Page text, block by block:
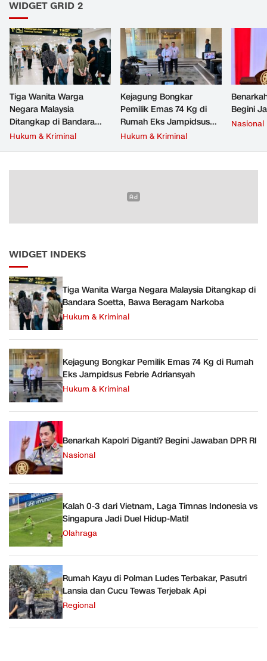
WIDGET GRID 2
Tiga Wanita Warga
Negara Malaysia
Ditangkap di Bandara
Soetta, Bawa Beragam
Hukum & Kriminal
Kejagung Bongkar
Pemilik Emas 74 Kg di
Rumah Eks Jampidsus
Febrie Adriansyah
Hukum & Kriminal
Begini
Nasional
WIDGET INDEKS
Tiga Wanita Warga Negara Malaysia Ditangkap di
Bandara Soetta, Bawa Beragam Narkoba
Hukum & Kriminal
Kejagung Bongkar Pemilik Emas 74 Kg di Rumah
Eks Jampidsus Febrie Adriansyah
Hukum & Kriminal
Benarkah Kapolri Diganti? Begini Jawaban DPR RI
Nasional
Kalah 0-3 dari Vietnam, Laga Timnas Indonesia vs
Singapura Jadi Duel Hidup-Mati!
Olahraga
Rumah Kayu di Polman Ludes Terbakar, Pasutri
Lansia dan Cucu Tewas Terjebak Api
Regional